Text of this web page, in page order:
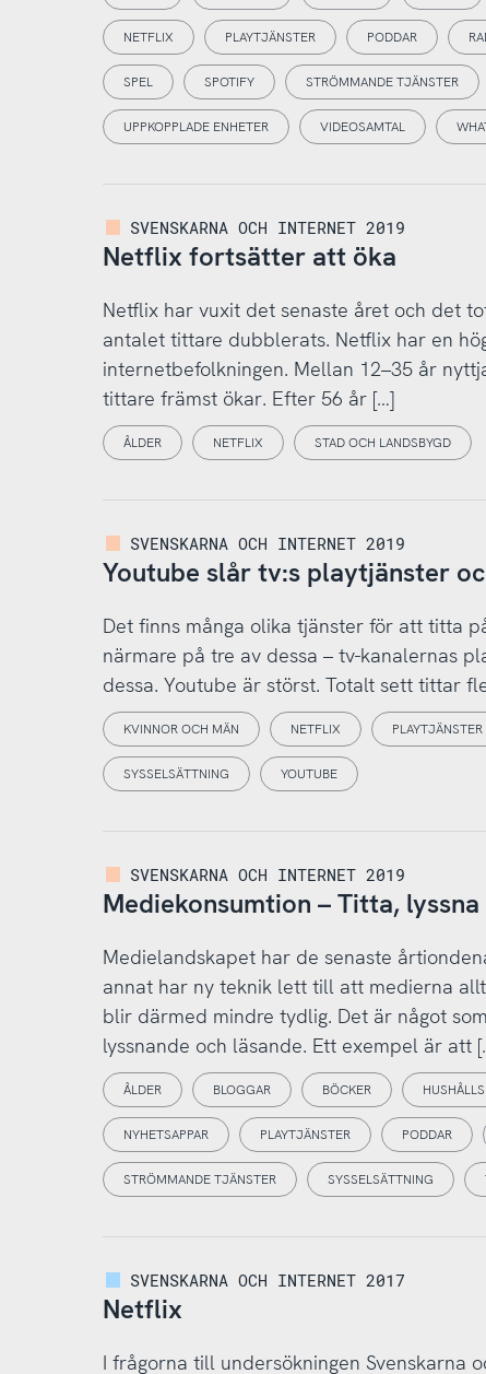
NETFLIX PLAYTJÄNSTER PODDAR
SPEL SPOTIFY STRÖMMANDE TJÄNSTER
UPPKOPPLADE ENHETER VIDEOSAMTAL
SVENSKARNA OCH INTERNET 2019
Netflix fortsätter att öka
Netflix har vuxit det senaste året och det
antalet tittare dubblerats. Netflix har en
internetbefolkningen. Mellan 12–35 år
tittare främst ökar. Efter 56 år […]
ÅLDER NETFLIX STAD OCH LANDSBYGD
SVENSKARNA OCH INTERNET 2019
Youtube slår tv:s playtjänster
Det finns många olika tjänster för att titta
närmare på tre av dessa – tv-kanalernas
dessa. Youtube är störst. Totalt sett tittar
KVINNOR OCH MÄN NETFLIX PLAYTJÄNSTER
SYSSELSÄTTNING YOUTUBE
SVENSKARNA OCH INTERNET 2019
Mediekonsumtion – Titta,
Medielandskapet har de senaste
annat har ny teknik lett till att medierna
blir därmed mindre tydlig. Det är något
lyssnande och läsande. Ett exempel är att
ÅLDER BLOGGAR BÖCKER
NYHETSAPPAR PLAYTJÄNSTER PODDAR
STRÖMMANDE TJÄNSTER SYSSELSÄTTNING
SVENSKARNA OCH INTERNET 2017
Netflix
I frågorna till undersökningen Svenskarna